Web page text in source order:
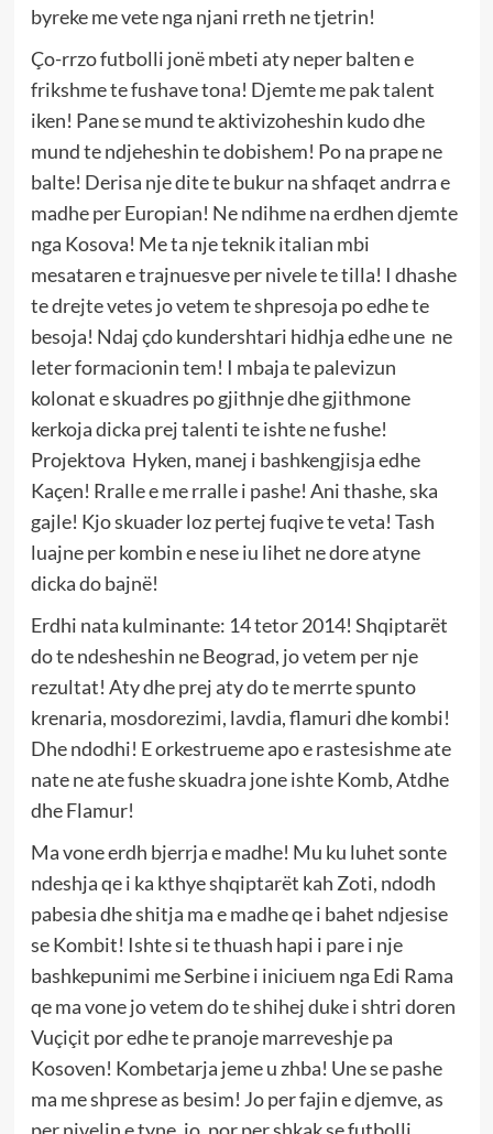
byreke me vete nga njani rreth ne tjetrin!
Ço-rrzo futbolli jonë mbeti aty neper balten e
frikshme te fushave tona! Djemte me pak talent
iken! Pane se mund te aktivizoheshin kudo dhe
mund te ndjeheshin te dobishem! Po na prape ne
balte! Derisa nje dite te bukur na shfaqet andrra e
madhe per Europian! Ne ndihme na erdhen djemte
nga Kosova! Me ta nje teknik italian mbi
mesataren e trajnuesve per nivele te tilla! I dhashe
te drejte vetes jo vetem te shpresoja po edhe te
besoja! Ndaj çdo kundershtari hidhja edhe une ne
leter formacionin tem! I mbaja te palevizun
kolonat e skuadres po gjithnje dhe gjithmone
kerkoja dicka prej talenti te ishte ne fushe!
Projektova Hyken, manej i bashkengjisja edhe
Kaçen! Rralle e me rralle i pashe! Ani thashe, ska
gajle! Kjo skuader loz pertej fuqive te veta! Tash
luajne per kombin e nese iu lihet ne dore atyne
dicka do bajnë!
Erdhi nata kulminante: 14 tetor 2014! Shqiptarët
do te ndesheshin ne Beograd, jo vetem per nje
rezultat! Aty dhe prej aty do te merrte spunto
krenaria, mosdorezimi, lavdia, flamuri dhe kombi!
Dhe ndodhi! E orkestrueme apo e rastesishme ate
nate ne ate fushe skuadra jone ishte Komb, Atdhe
dhe Flamur!
Ma vone erdh bjerrja e madhe! Mu ku luhet sonte
ndeshja qe i ka kthye shqiptarët kah Zoti, ndodh
pabesia dhe shitja ma e madhe qe i bahet ndjesise
se Kombit! Ishte si te thuash hapi i pare i nje
bashkepunimi me Serbine i iniciuem nga Edi Rama
qe ma vone jo vetem do te shihej duke i shtri doren
Vuçiçit por edhe te pranoje marreveshje pa
Kosoven! Kombetarja jeme u zhba! Une se pashe
ma me shprese as besim! Jo per fajin e djemve, as